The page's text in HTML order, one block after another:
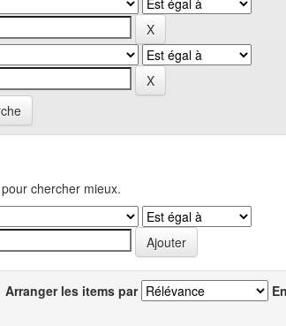
chercher mieux.
Arranger les items par